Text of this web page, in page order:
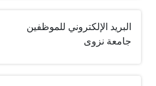
البريد الإلكتروني للموظفين
جامعة نزوى